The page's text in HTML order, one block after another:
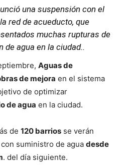
una suspensión con el
red de acueducto, que
muchas rupturas de
de agua en la ciudad..
Aguas de
de mejora en el sistema
de optimizar
de agua en la ciudad.
de 120 barrios se verán
suministro de agua desde
. del día siguiente.